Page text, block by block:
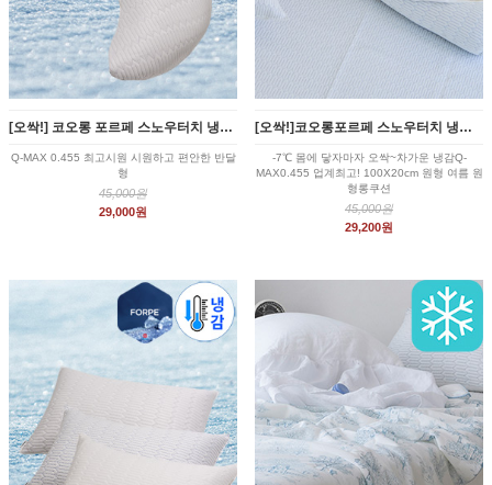
[오싹!] 코오롱 포르페 스노우터치 냉감 반달 쿠션커버 3color
Q-MAX 0.455 최고시원 시원하고 편안한 반달
형
45,000원
29,000원
[오싹!]코오롱포르페 스노우터치 냉감 여름 바디필로우 커버 3color
-7℃ 몸에 닿자마자 오싹~차가운 냉감Q-
MAX0.455 업계최고! 100X20cm 원형 여름 원
형롱쿠션
45,000원
29,200원